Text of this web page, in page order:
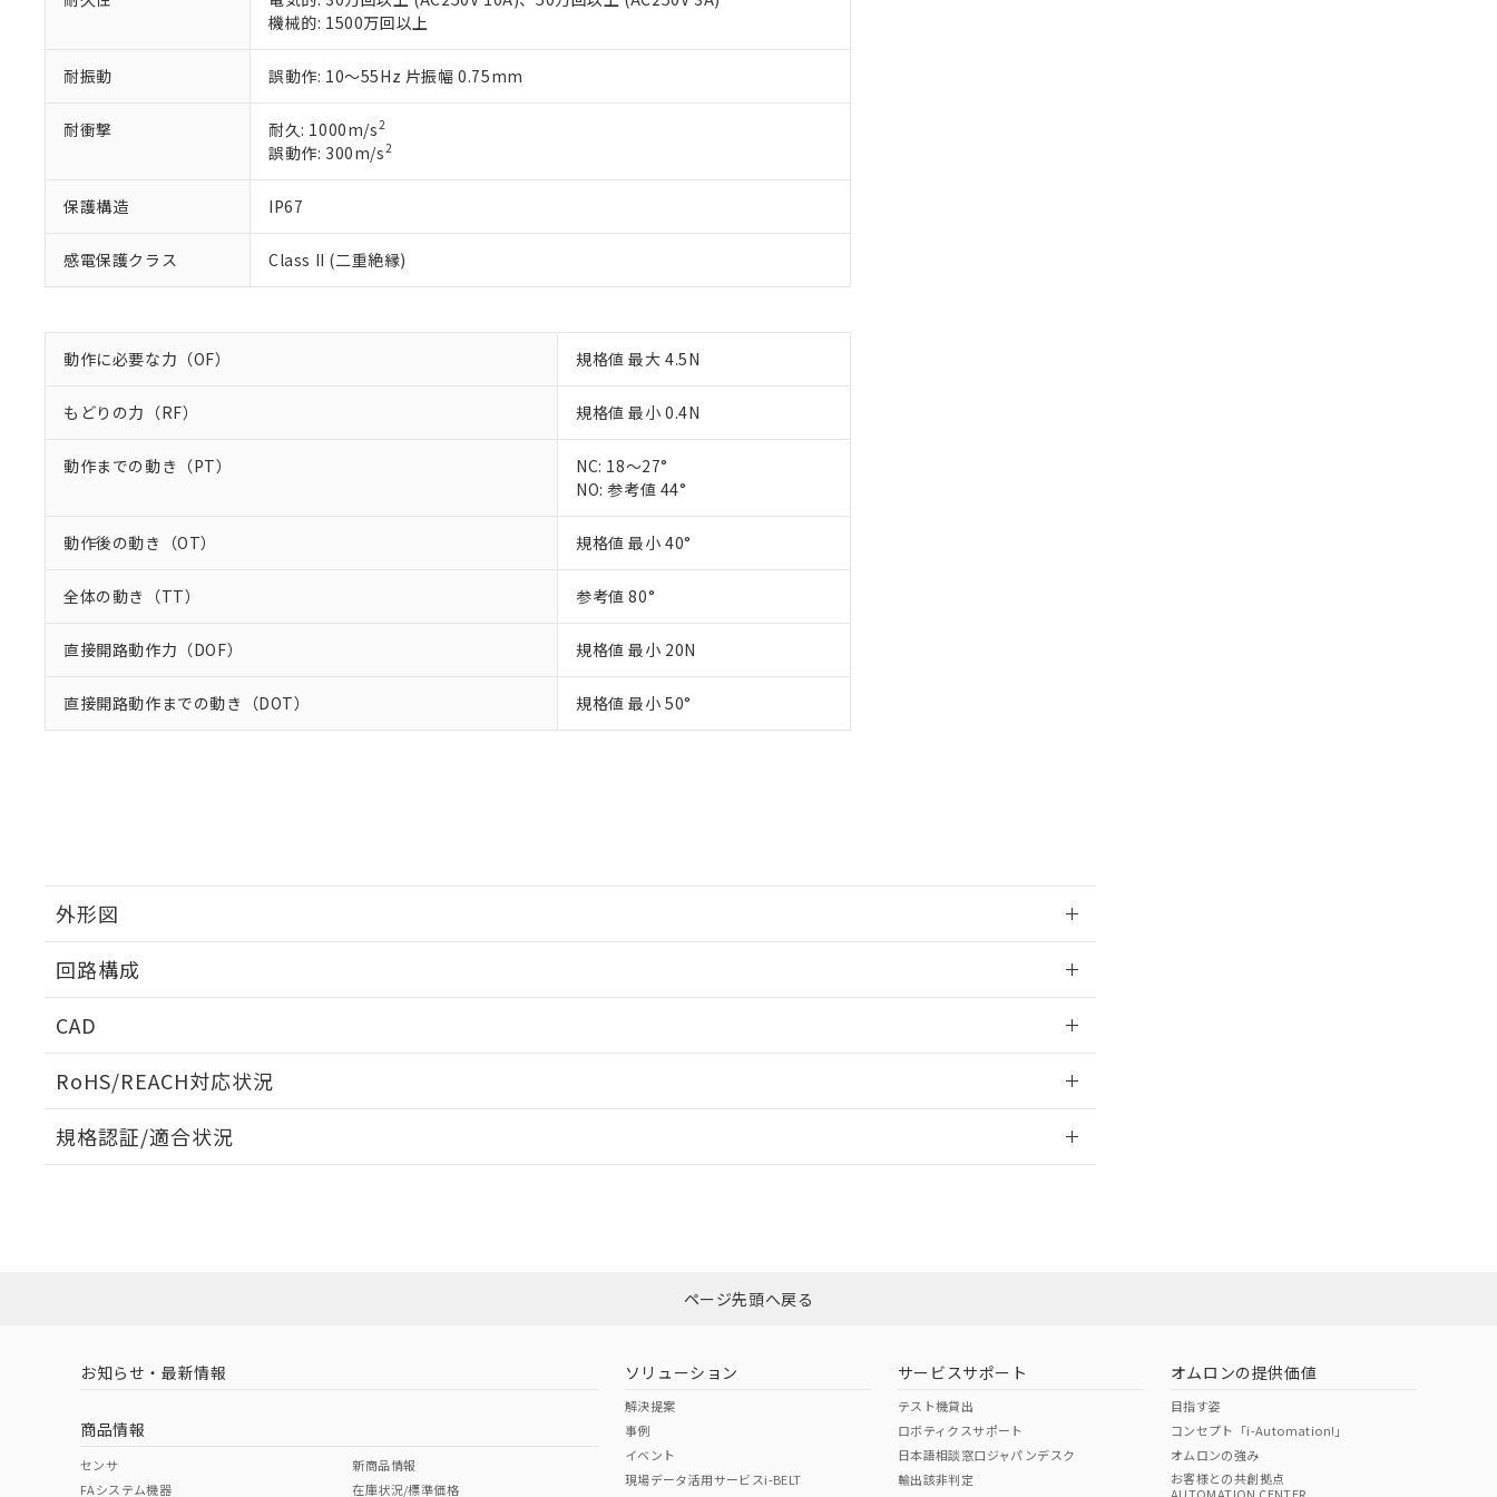
機械的: 1500万回以上
耐振動 誤動作: 10～55Hz 片振幅 0.75mm
耐衝撃 耐久: 1000m/s2
誤動作: 300m/s2
保護構造 IP67
感電保護クラス Class II (二重絶縁)
動作に必要な力（OF） 規格値 最大 4.5N
もどりの力（RF） 規格値 最小 0.4N
動作までの動き（PT）
NC: 18～27°
NO: 参考値 44°
動作後の動き（OT） 規格値 最小 40°
全体の動き（TT） 参考値 80°
直接開路動作力（DOF） 規格値 最小 20N
直接開路動作までの動き（DOT） 規格値 最小 50°
外形図
取りつけ穴加工図
回路構成
CAD
RoHS/REACH対応状況
EU RoHS 注意事項・凡例
ダウンロードはこちら
中国 RoHS 注意事項・凡例
中国 RoHS表
規格認証/適合状況
（イギリス
（ノルウェー
（日本
（アメリカ
当社販売員にご相談ください。
オムロン制御機器販売店や当社販売拠点は「販売ネットワーク
在庫状況および標準価格結果を当社の事前の承諾なく第三者に漏洩または開示しないようお願いしま
が、当社の製品・サービスに関するお客様との取引・商談に必要な範囲で利用することをご了承くだ
※当社の共同利用者とは、"個人情報の共同利用に関して"
の「1.共同利用者の範囲」に記載されて
いる法人を指します。
※2 対応予定月
部品在庫の切り替え状況などにより、予定月が前後することがあります。
※3 非含有証明書ダウンロード
EU RoHS指令（10物質）の非含有証明書
51物質の非含有証明書（当社基準）
また、RoHS指令のフタル酸エステル類４物質の対応では、対応完了までの期間は出荷製品に未対応品が
混在することから備考欄に対応日を記載しておりました。
※2 環境保護使用期限
「ｅ」：有害物質（10物質）のすべてが基準値以下であることを示します。
「10」：通常の使用状況下において有害物質が外部に漏えいし、環境に深刻な影響を及ぼさない年数を意
味します。
「－」：未確認です。当社販売部門へお問い合わせください。
当社は、貴社製品を第三者に販売する場合は、上記1、2および3の内容を当該第三者に通知します。
また当社は、販売先および販売に係わる関係者が違法に輸出するおそれがある場合は、取り引きをい
たしません。
△
－
在庫なし(最新の在庫状況については、お客様のお取引先、またはお客様担当のオムロン制御
機器販売店・当社販売員にご確認ください)
空
白
ページ先頭へ戻る
お知らせ・最新情報
商品情報
センサ
FAシステム機器
新商品情報
在庫状況/標準価格
ソリューション
解決提案
事例
イベント
現場データ活用サービスi-BELT
サービスサポート
テスト機貸出
ロボティクスサポート
日本語相談窓口ジャパンデスク
輸出該非判定
オムロンの提供価値
目指す姿
コンセプト「i-Automation!」
オムロンの強み
お客様との共創拠点